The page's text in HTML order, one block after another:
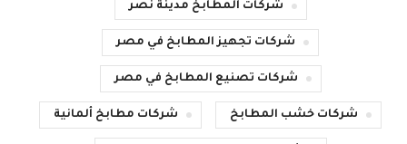
شركات المطابخ مدينة نصر
شركات تجهيز المطابخ في مصر
شركات تصنيع المطابخ في مصر
شركات خشب المطابخ شركات مطابخ ألمانية